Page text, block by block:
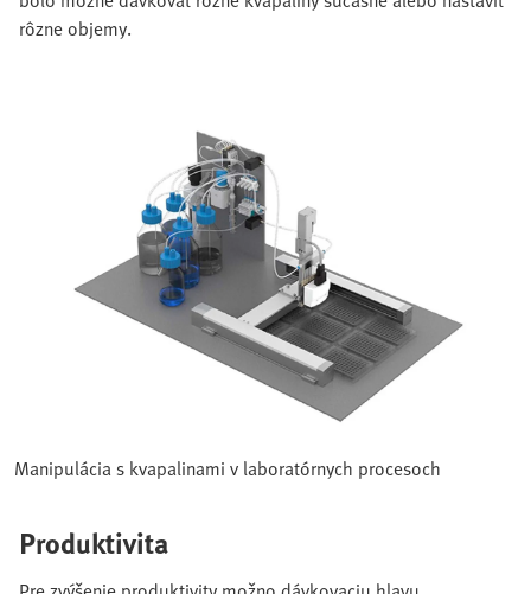
rôzne objemy.
Manipulácia s kvapalinami v laboratórnych procesoch
Produktivita